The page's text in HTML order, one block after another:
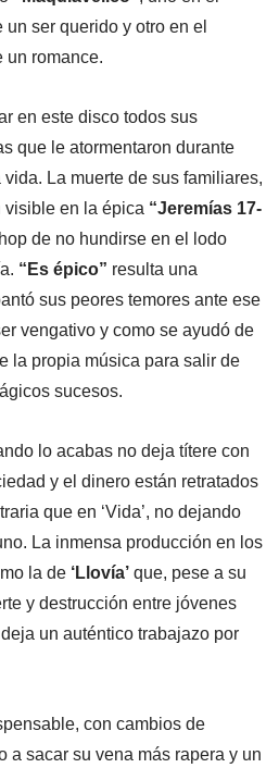
ser querido y otro en el
un romance.
en este disco todos sus
que le atormentaron durante
La muerte de sus familiares,
visible en la épica “Jeremías 17-
de no hundirse en el lodo
“Es épico” resulta una
sus peores temores ante ese
vengativo y como se ayudó de
la propia música para salir de
sucesos.
lo acabas no deja títere con
y el dinero están retratados
que en ‘Vida’, no dejando
La inmensa producción en los
la de ‘Llovía’ que, pese a su
y destrucción entre jóvenes
un auténtico trabajazo por
con cambios de
a sacar su vena más rapera y un